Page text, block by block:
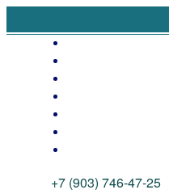
+7 (903) 746-47-25